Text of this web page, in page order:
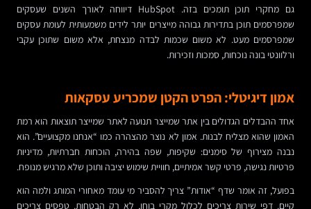
גם מחקרי תוכן תומכים בזה. HubSpot דיווחה לאורך השנים שעסקים
שמפרסמים תוכן בתדירות גבוהה מייצרים יותר לידים משמעותית לעומת עסקים
שמפרסמים מעט. לא משום שכמות לבדה מנצחת, אלא משום שתוכן עקבי
ורלוונטי בונה נוכחות, סמכות וזכירות.
אמון דיגיטלי: הפרט הקטן שמכריע עסקאות
אחד ההבדלים הגדולים בין אתר שמייצר תנועה לאתר שמייצר תוצאות הוא רמת
האמון שהוא מצליח לבנות. אמון לא נוצר מהצהרה כמו “אנחנו מקצועיים”. הוא
נבנה מצירוף של סימנים: שקיפות, שפה בהירה, הוכחות חברתיות, מדיניות
פרטיות נגישה, פרטי קשר אמיתיים, חוויית שימוש יציבה ותוכן שלא מרגיש מנופח.
בפועל, זה אומר שדף “אודות” צריך להסביר מי עומד מאחורי המותג ולמה הוא
קיים. דפי שירות צריכים לכלול מקרי בוחן, לא רק הבטחות. טפסים צריכים